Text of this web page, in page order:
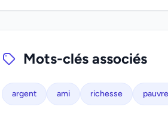
Mots-clés associés
argent ami richesse